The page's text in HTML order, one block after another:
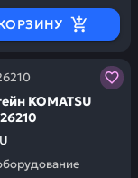
гарантию
KOMATSU
запчасти у